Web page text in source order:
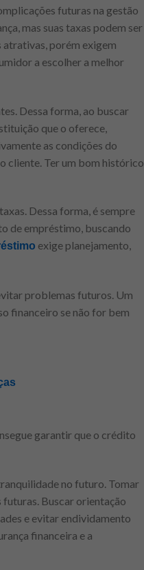
futuras na gestão
mas suas taxas podem ser
porém exigem
a escolher a melhor
Dessa forma, ao buscar
que o oferece,
as condições do
cliente. Ter um bom histórico
Dessa forma, é sempre
de empréstimo, buscando
exige planejamento,
problemas futuros. Um
financeiro se não for bem
garantir que o crédito
no futuro. Tomar
Buscar orientação
e evitar endividamento
financeira e a